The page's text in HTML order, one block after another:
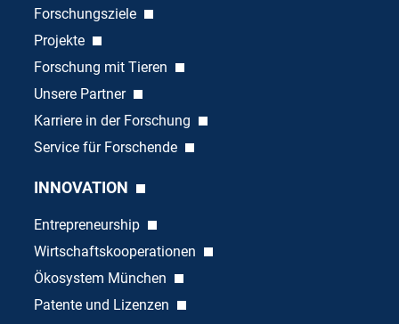
Forschungsziele
Projekte
Forschung mit Tieren
Unsere Partner
Karriere in der Forschung
Service für Forschende
INNOVATION
Entrepreneurship
Wirtschaftskooperationen
Ökosystem München
Patente und Lizenzen